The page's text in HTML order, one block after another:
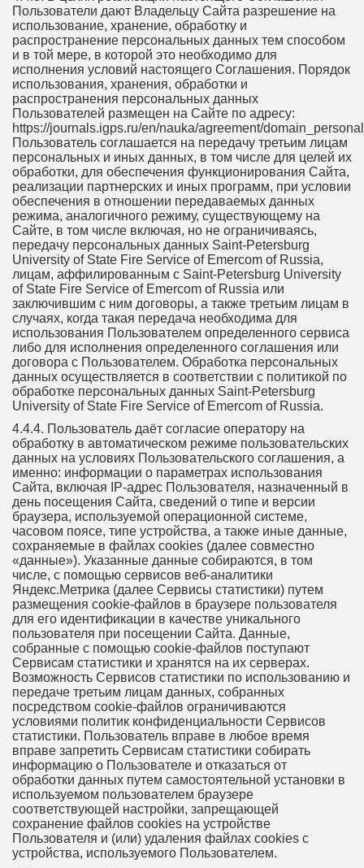
Пользователи дают Владельцу Сайта разрешение на
использование, хранение, обработку и
распространение персональных данных тем способом
и в той мере, в которой это необходимо для
исполнения условий настоящего Соглашения. Порядок
использования, хранения, обработки и
распространения персональных данных
Пользователей размещен на Сайте по адресу:
https://journals.igps.ru/en/nauka/agreement/
Пользователь соглашается на передачу третьим лицам
персональных и иных данных, в том числе для целей их
обработки, для обеспечения функционирования Сайта,
реализации партнерских и иных программ, при условии
обеспечения в отношении передаваемых данных
режима, аналогичного режиму, существующему на
Сайте, в том числе включая, но не ограничиваясь,
передачу персональных данных Saint-Petersburg
University of State Fire Service of Emercom of Russia,
лицам, аффилированным с Saint-Petersburg University
of State Fire Service of Emercom of Russia или
заключившим с ним договоры, а также третьим лицам в
случаях, когда такая передача необходима для
использования Пользователем определенного сервиса
либо для исполнения определенного соглашения или
договора с Пользователем. Обработка персональных
данных осуществляется в соответствии с политикой по
обработке персональных данных Saint-Petersburg
University of State Fire Service of Emercom of Russia.
4.4.4. Пользователь даёт согласие оператору на
обработку в автоматическом режиме пользовательских
данных на условиях Пользовательского соглашения, а
именно: информации о параметрах использования
Сайта, включая IP-адрес Пользователя, назначенный в
день посещения Сайта, сведений о типе и версии
браузера, используемой операционной системе,
часовом поясе, типе устройства, а также иные данные,
сохраняемые в файлах cookies (далее совместно
«данные»). Указанные данные собираются, в том
числе, с помощью сервисов веб-аналитики
Яндекс.Метрика (далее Сервисы статистики) путем
размещения cookie-файлов в браузере пользователя
для его идентификации в качестве уникального
пользователя при посещении Сайта. Данные,
собранные с помощью cookie-файлов поступают
Сервисам статистики и хранятся на их серверах.
Возможность Сервисов статистики по использованию и
передаче третьим лицам данных, собранных
посредством cookie-файлов ограничиваются
условиями политик конфиденциальности Сервисов
статистики. Пользователь вправе в любое время
вправе запретить Сервисам статистики собирать
информацию о Пользователе и отказаться от
обработки данных путем самостоятельной установки в
используемом пользователем браузере
соответствующей настройки, запрещающей
сохранение файлов cookies на устройстве
Пользователя и (или) удаления файлах cookies с
устройства, используемого Пользователем.